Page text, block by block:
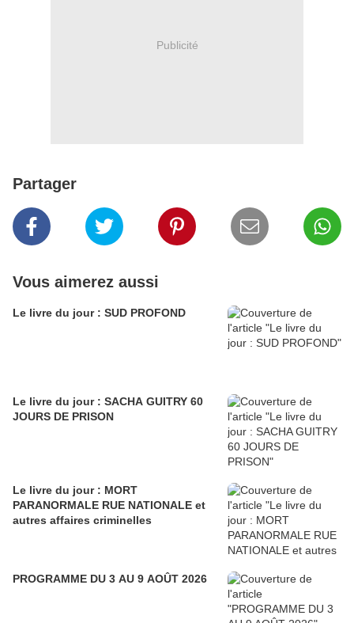
Publicité
Partager
Vous aimerez aussi
Le livre du jour : SUD PROFOND
Le livre du jour : SACHA GUITRY 60
JOURS DE PRISON
Le livre du jour : MORT
PARANORMALE RUE NATIONALE et
autres affaires criminelles
PROGRAMME DU 3 AU 9 AOÛT 2026